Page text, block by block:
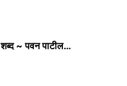
शब्द ~ पवन पाटील…